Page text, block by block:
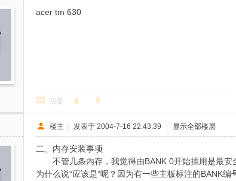
acer tm 630
回复
楼主 | 发表于 2004-7-16 22:43:39 | 显示全部楼层
二、内存安装事项
不管几条内存，我觉得由BANK 0开始插用是最安全
为什么说“应该是”呢？因为有一些主板标注的BANK